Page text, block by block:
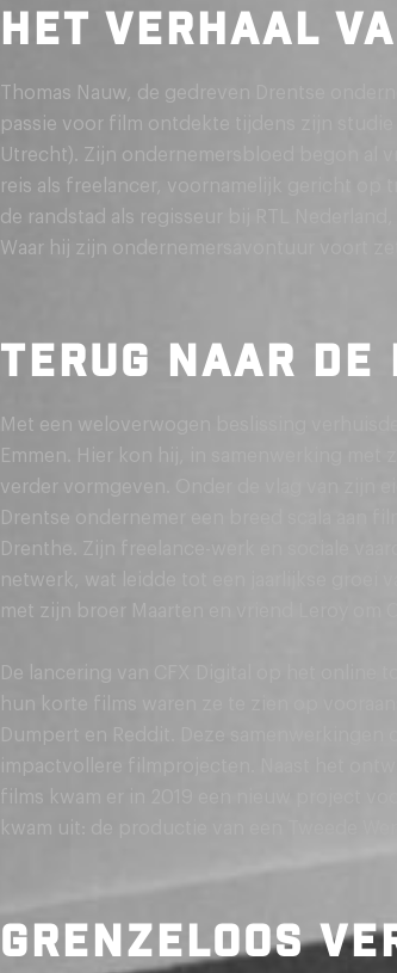
HET VERHAAL
Thomas Nauw, de gedreven Drentse
passie voor film ontdekte tijdens zijn studie
Utrecht). Zijn ondernemersbloed begon al
reis als freelancer, voornamelijk gericht op
de randstad als regisseur bij RTL
Waar hij zijn ondernemersavontuur voort zet.
TERUG NAAR DE
Met een weloverwogen beslissing
Emmen. Hier kon hij, in samenwerking met
verder vormgeven. Onder de vlag van zijn
Drentse ondernemer een breed scala aan
Drenthe. Zijn freelance-werk en sociale
netwerk, wat leidde tot een jaarlijkse groei
met zijn broer Maarten en vriend Leroy om
De lancering van CFX Digital op het
hun korte films waren ze te zien op
Dumpert en Reddit. Deze
impactvollere filmprojecten. Naast het
films kwam er in 2019 een nieuw project
GRENZELOOS